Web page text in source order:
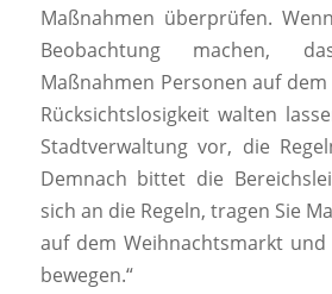
Maßnahmen überprüfen.
Beobachtung machen,
Maßnahmen Personen auf
Rücksichtslosigkeit walten
Stadtverwaltung vor, die
Demnach bittet die
sich an die Regeln, tragen Sie
auf dem Weihnachtsmarkt
bewegen.“